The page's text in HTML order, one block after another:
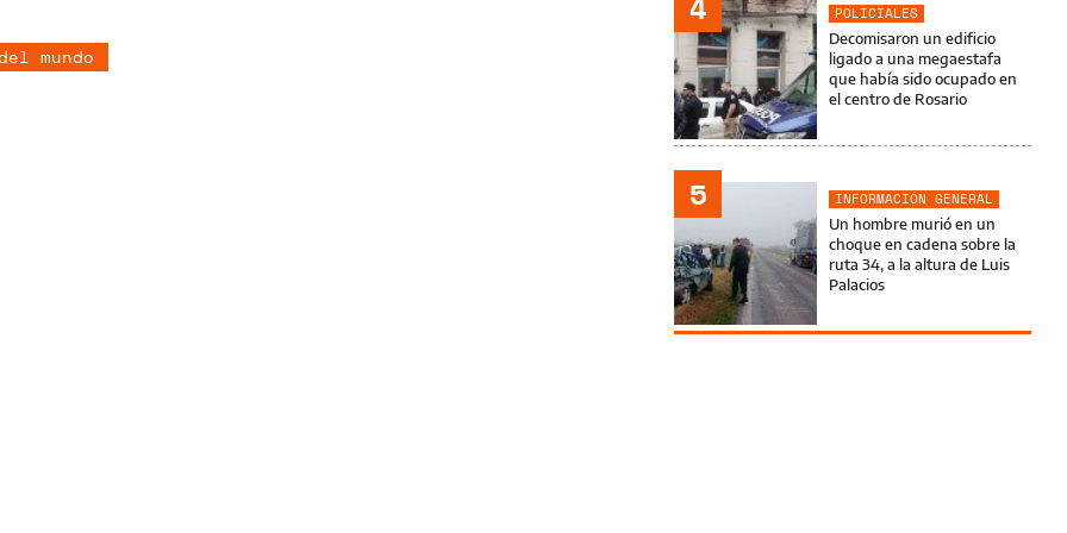
mundo
POLICIALES
Decomisaron un edificio
ligado a una megaestafa
que había sido ocupado en
el centro de Rosario
5
INFORMACIÓN GENERAL
Un hombre murió en un
choque en cadena sobre la
ruta 34, a la altura de Luis
Palacios